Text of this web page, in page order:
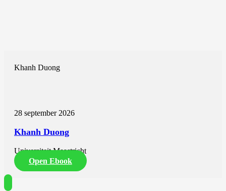
Khanh Duong
28 september 2026
Khanh Duong
Universiteit Maastricht
Open Ebook